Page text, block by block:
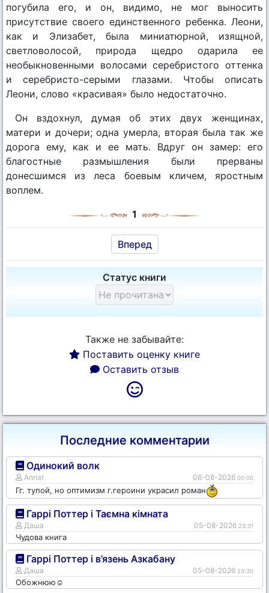
погубила его, и он, видимо, не мог выносить
присутствие своего единственного ребенка. Леони,
как и Элизабет, была миниатюрной, изящной,
светловолосой, природа щедро одарила ее
необыкновенными волосами серебристого оттенка
и серебристо-серыми глазами. Чтобы описать
Леони, слово «красивая» было недостаточно.
Он вздохнул, думая об этих двух женщинах,
матери и дочери; одна умерла, вторая была так же
дорога ему, как и ее мать. Вдруг он замер: его
благостные размышления были прерваны
донесшимся из леса боевым кличем, яростным
воплем.
1
Вперед
Статус книги
Также не забывайте:
Поставить оценку книге
Оставить отзыв
Последние комментарии
Одинокий волк
Annat 06-08-2026 00:00
Гг. тупой, но оптимизм г.героини украсил роман
Гаррі Поттер і Таємна кімната
Даша 05-08-2026 23:31
Чудова книга
Гаррі Поттер і в’язень Азкабану
Даша 05-08-2026 23:30
Обожнюю☺️